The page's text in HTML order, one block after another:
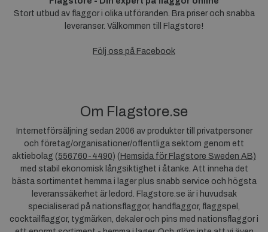
Stort utbud av flaggor i olika utföranden. Bra priser och snabba
leveranser. Välkommen till Flagstore!
Följ oss på Facebook
Om Flagstore.se
Internetförsäljning sedan 2006 av produkter till privatpersoner
och företag/organisationer/offentliga sektorn genom ett
aktiebolag (556760-4490) ( Hemsida för Flagstore Sweden AB)
med stabil ekonomisk långsiktighet i åtanke. Att inneha det
bästa sortimentet hemma i lager plus snabb service och högsta
leveranssäkerhet är ledord. Flagstore.se är i huvudsak
specialiserad på nationsflaggor, handflaggor, flaggspel,
cocktailflaggor, tygmärken, dekaler och pins med nationsflaggor i